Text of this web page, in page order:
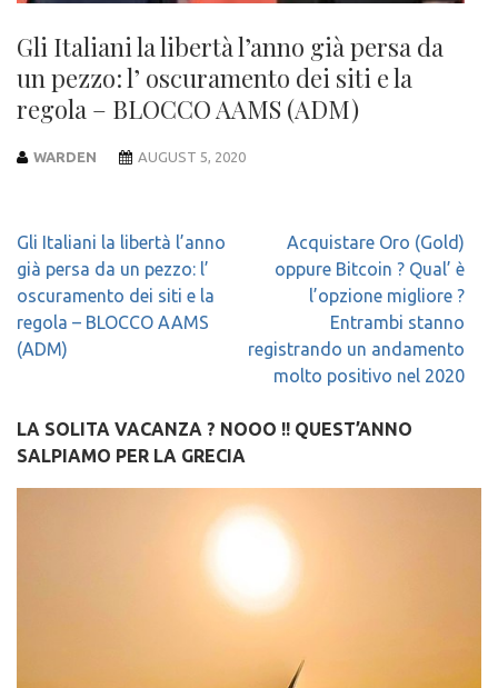
Gli Italiani la libertà l’anno già persa da
un pezzo: l’ oscuramento dei siti e la
regola – BLOCCO AAMS (ADM)
WARDEN AUGUST 5, 2020
Post
navigation
Gli Italiani la libertà l’anno
già persa da un pezzo: l’
oscuramento dei siti e la
regola – BLOCCO AAMS
(ADM)
Acquistare Oro (Gold)
oppure Bitcoin ? Qual’ è
l’opzione migliore ?
Entrambi stanno
registrando un andamento
molto positivo nel 2020
LA SOLITA VACANZA ? NOOO !! QUEST’ANNO
SALPIAMO PER LA GRECIA